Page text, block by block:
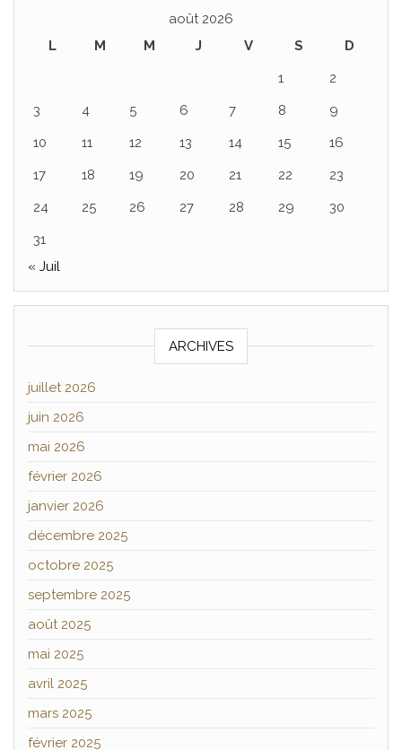
août 2026
L
M M J V S
D
1
2
3
4 5 6 7 8
9
10
11 12 13 14 15
16
17
18 19 20 21 22
23
24
25 26 27 28 29
30
31
« Juil
ARCHIVES
juillet 2026
juin 2026
mai 2026
février 2026
janvier 2026
décembre 2025
octobre 2025
septembre 2025
août 2025
mai 2025
avril 2025
mars 2025
février 2025